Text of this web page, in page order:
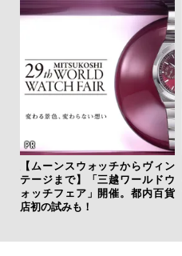
【ムーンスウォッチからヴィン
テージまで】「三越ワールドウ
ォッチフェア」開催。都内百貨
店初の試みも！